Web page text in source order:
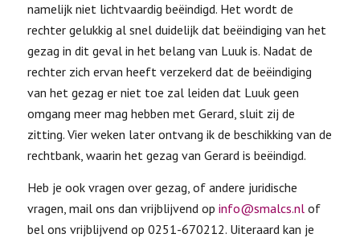
namelijk niet lichtvaardig beëindigd. Het wordt de
rechter gelukkig al snel duidelijk dat beëindiging van het
gezag in dit geval in het belang van Luuk is. Nadat de
rechter zich ervan heeft verzekerd dat de beëindiging
van het gezag er niet toe zal leiden dat Luuk geen
omgang meer mag hebben met Gerard, sluit zij de
zitting. Vier weken later ontvang ik de beschikking van de
rechtbank, waarin het gezag van Gerard is beëindigd.
Heb je ook vragen over gezag, of andere juridische
vragen, mail ons dan vrijblijvend op info@smalcs.nlof
bel ons vrijblijvend op 0251-670212. Uiteraard kan je